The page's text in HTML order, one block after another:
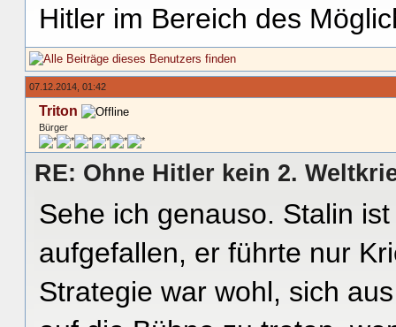
Hitler im Bereich des
07.12.2014, 01:42
Triton
Bürger
RE: Ohne Hitler kein 2.
Sehe ich genauso. Stalin
aufgefallen, er führte nur
Strategie war wohl, sich